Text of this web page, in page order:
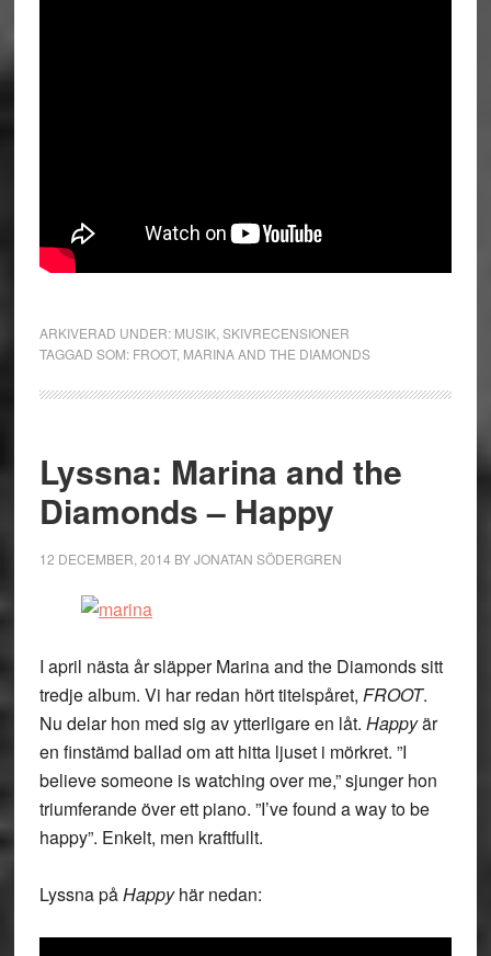
ARKIVERAD UNDER: MUSIK, SKIVRECENSIONER
TAGGAD SOM: FROOT, MARINA AND THE DIAMONDS
Lyssna: Marina and the
Diamonds – Happy
12 DECEMBER, 2014 BYJONATAN SÖDERGREN
I april nästa år släpper Marina and the Diamonds sitt
tredje album. Vi har redan hört titelspåret, FROOT.
Nu delar hon med sig av ytterligare en låt. Happyär
en finstämd ballad om att hitta ljuset i mörkret. ”I
believe someone is watching over me,” sjunger hon
triumferande över ett piano. ”I’ve found a way to be
happy”. Enkelt, men kraftfullt.
Lyssna påHappyhär nedan: